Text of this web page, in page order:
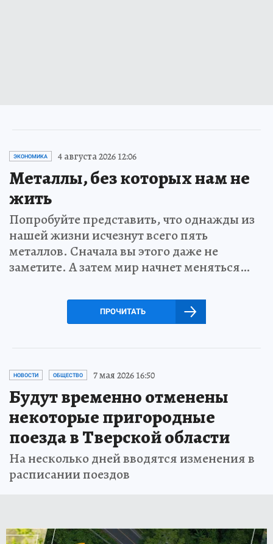
ЭКОНОМИКА 4 августа 2026 12:06
Металлы, без которых нам не
жить
Попробуйте представить, что однажды из
нашей жизни исчезнут всего пять
металлов. Сначала вы этого даже не
заметите. А затем мир начнет меняться…
ПРОЧИТАТЬ
НОВОСТИ ОБЩЕСТВО 7 мая 2026 16:50
Будут временно отменены
некоторые пригородные
поезда в Тверской области
На несколько дней вводятся изменения в
расписании поездов